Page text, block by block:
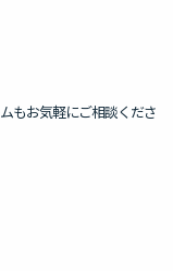
もお気軽にご相談くださ